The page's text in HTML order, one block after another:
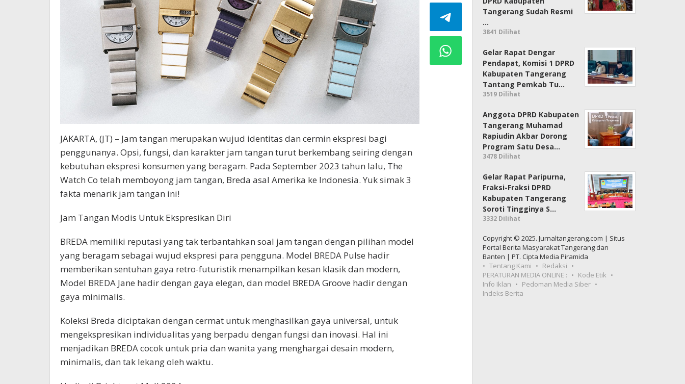
JAKARTA, (JT) – Jam tangan merupakan wujud identitas dan cermin ekspresi bagi
penggunanya. Opsi, fungsi, dan karakter jam tangan turut berkembang seiring dengan
kebutuhan ekspresi konsumen yang beragam. Pada September 2023 tahun lalu, The
Watch Co telah memboyong jam tangan, Breda asal Amerika ke Indonesia. Yuk simak 3
fakta menarik jam tangan ini!
Jam Tangan Modis Untuk Ekspresikan Diri
BREDA memiliki reputasi yang tak terbantahkan soal jam tangan dengan pilihan model
yang beragam sebagai wujud ekspresi para pengguna. Model BREDA Pulse hadir
memberikan sentuhan gaya retro-futuristik menampilkan kesan klasik dan modern,
Model BREDA Jane hadir dengan gaya elegan, dan model BREDA Groove hadir dengan
gaya minimalis.
Koleksi Breda diciptakan dengan cermat untuk menghasilkan gaya universal, untuk
mengekspresikan individualitas yang berpadu dengan fungsi dan inovasi. Hal ini
menjadikan BREDA cocok untuk pria dan wanita yang menghargai desain modern,
minimalis, dan tak lekang oleh waktu.
Tangerang Sudah Resmi
…
3841 Dilihat
Gelar Rapat Dengar
Pendapat, Komisi 1 DPRD
Kabupaten Tangerang
Tantang Pemkab Tu…
3519 Dilihat
Anggota DPRD Kabupaten
Tangerang Muhamad
Rapiudin Akbar Dorong
Program Satu Desa…
3478 Dilihat
Gelar Rapat Paripurna,
Fraksi-Fraksi DPRD
Kabupaten Tangerang
Soroti Tingginya S…
3332 Dilihat
Copyright © 2025. Jurnaltangerang.com | Situs
Portal Berita Masyarakat Tangerang dan
Banten | PT. Cipta Media Piramida
Tentang Kami
Redaksi
PERATURAN MEDIA ONLINE :
Kode Etik
Info Iklan
Pedoman Media Siber
Indeks Berita